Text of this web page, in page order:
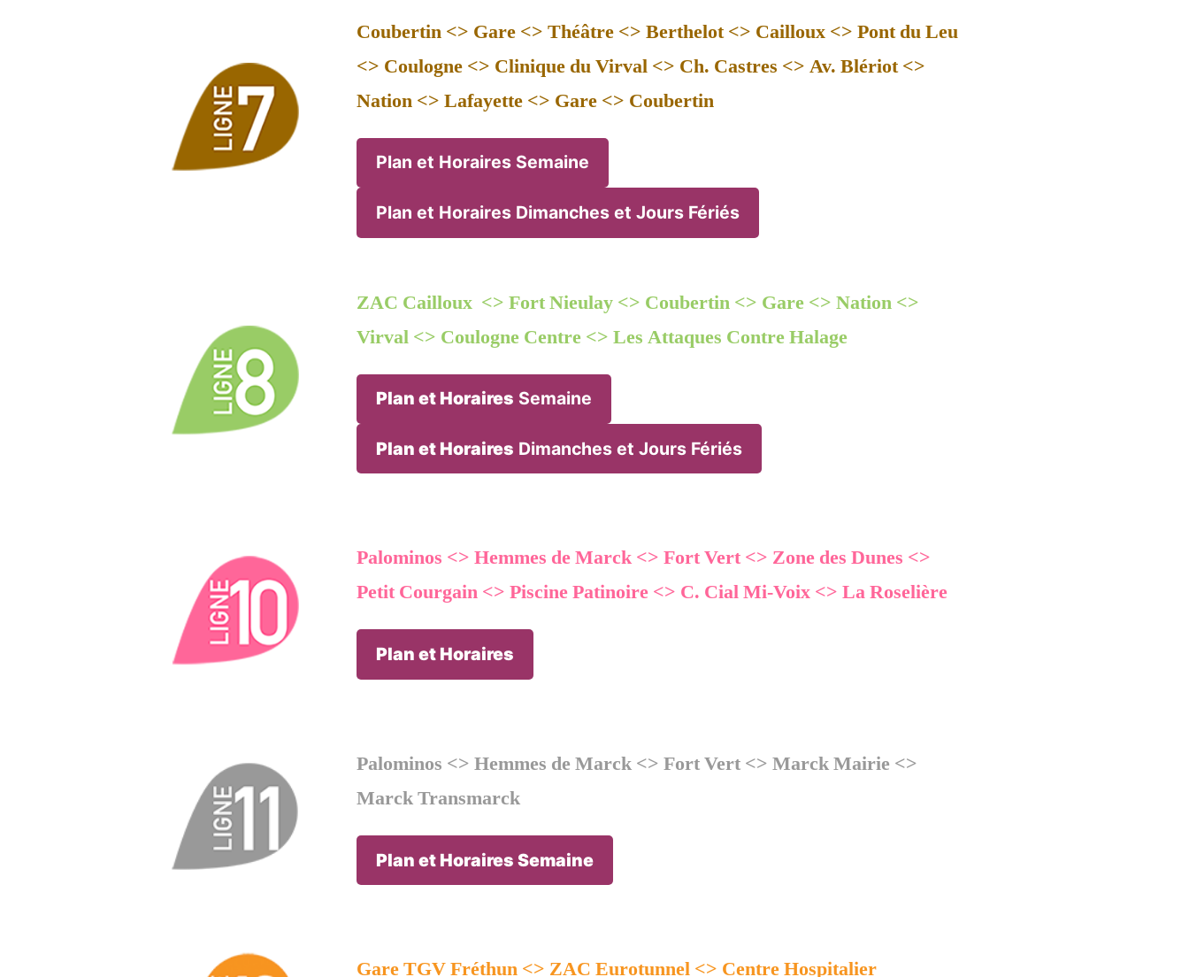
Coubertin <> Gare <> Théâtre <> Berthelot <> Cailloux <> Pont du Leu
<> Coulogne <> Clinique du Virval <> Ch. Castres <> Av. Blériot <>
Nation <> Lafayette <> Gare <> Coubertin
Plan et Horaires Semaine
Plan et Horaires Dimanches et Jours Fériés
ZAC Cailloux <> Fort Nieulay <> Coubertin <> Gare <> Nation <>
Virval <> Coulogne Centre <> Les Attaques Contre Halage
Plan et Horaires Semaine
Plan et Horaires Dimanches et Jours Fériés
Palominos <> Hemmes de Marck <> Fort Vert <> Zone des Dunes <>
Petit Courgain <> Piscine Patinoire <> C. Cial Mi-Voix <> La Roselière
Plan et Horaires
Palominos <> Hemmes de Marck <> Fort Vert <> Marck Mairie <>
Marck Transmarck
Plan et Horaires Semaine
Gare TGV Fréthun <> ZAC Eurotunnel <> Centre Hospitalier